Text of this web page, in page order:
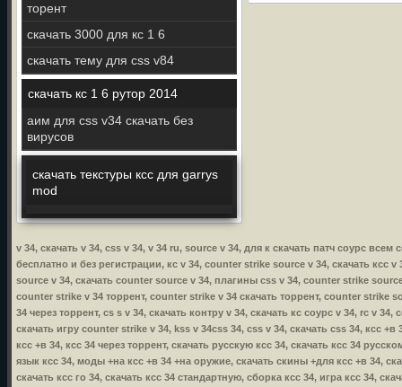
торент
скачать 3000 для кс 1 6
скачать тему для css v84
скачать кс 1 6 рутор 2014
аим для css v34 скачать без
вирусов
скачать текстуры ксс для garrys
mod
v 34, скачать v 34, css v 34, v 34 ru, source v 34, для к скачать патч соурс
бесплатно и без регистрации, кс v 34, counter strike source v 34, скачать ксс
source v 34, скачать counter source v 34, плагины css v 34, counter strike
counter strike v 34 торрент, counter strike v 34 скачать торрент, counter strike
34 через торрент, cs s v 34, скачать контру v 34, скачать кс соурс v 34, rc v
скачать игру counter strike v 34, kss v 34css 34, css v 34, скачать css 34, ксс +в
ксс +в 34, ксс 34 через торрент, скачать русскую ксс 34, скачать ксс 34
язык ксс 34, моды +на ксс +в 34 +на оружие, скачать скины +для ксс +в 34,
скачать ксс го 34, скачать ксс 34 стандартную, сборка ксс 34, игра ксс 34,